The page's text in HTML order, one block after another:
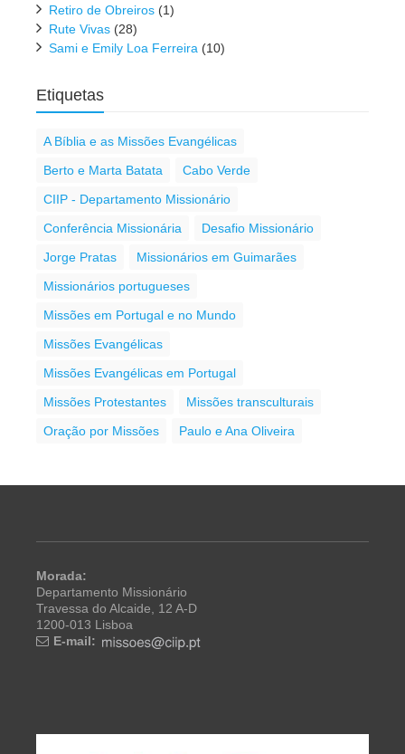
Retiro de Obreiros (1)
Rute Vivas (28)
Sami e Emily Loa Ferreira (10)
Etiquetas
A Bíblia e as Missões Evangélicas
Berto e Marta Batata
Cabo Verde
CIIP - Departamento Missionário
Conferência Missionária
Desafio Missionário
Jorge Pratas
Missionários em Guimarães
Missionários portugueses
Missões em Portugal e no Mundo
Missões Evangélicas
Missões Evangélicas em Portugal
Missões Protestantes
Missões transculturais
Oração por Missões
Paulo e Ana Oliveira
Morada:
Departamento Missionário
Travessa do Alcaide, 12 A-D
1200-013 Lisboa
E-mail: